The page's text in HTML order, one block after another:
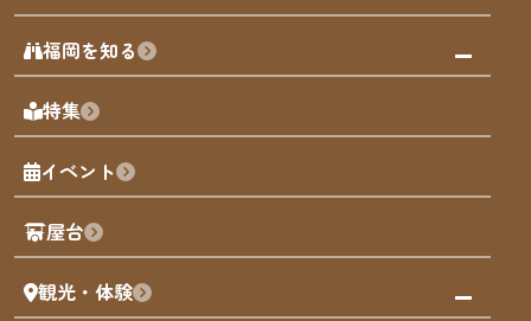
みんなの旅行記
天神エリア
博多旧市街
福岡城
歴史・文化
福岡を知る
福岡の見どころ
福岡の魅力
観光カレンダー
観光PR動画
まち歩き
福岡グルメ
特集
イベント
屋台
観光・体験